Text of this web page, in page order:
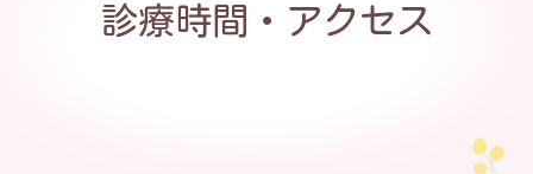
診療時間・アクセス